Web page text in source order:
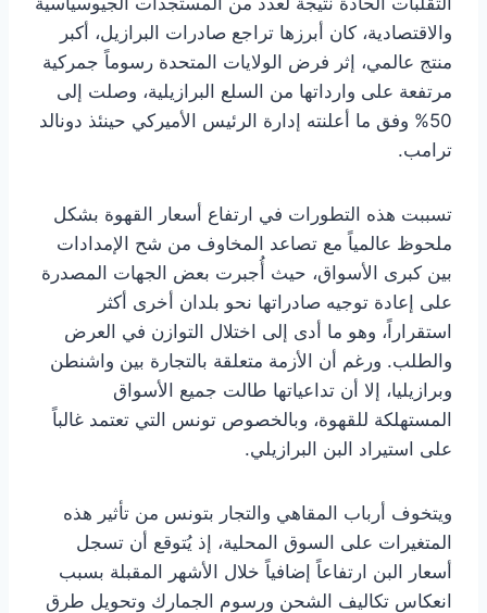
والاقتصادية، كان أبرزها تراجع صادرات البرازيل، أكبر
منتج عالمي، إثر فرض الولايات المتحدة رسوماً جمركية
مرتفعة على وارداتها من السلع البرازيلية، وصلت إلى
50% وفق ما أعلنته إدارة الرئيس الأميركي حينئذ دونالد
ترامب.
تسببت هذه التطورات في ارتفاع أسعار القهوة بشكل
ملحوظ عالمياً مع تصاعد المخاوف من شح الإمدادات
بين كبرى الأسواق، حيث أُجبرت بعض الجهات المصدرة
على إعادة توجيه صادراتها نحو بلدان أخرى أكثر
استقراراً، وهو ما أدى إلى اختلال التوازن في العرض
والطلب. ورغم أن الأزمة متعلقة بالتجارة بين واشنطن
وبرازيليا، إلا أن تداعياتها طالت جميع الأسواق
المستهلكة للقهوة، وبالخصوص تونس التي تعتمد غالباً
على استيراد البن البرازيلي.
ويتخوف أرباب المقاهي والتجار بتونس من تأثير هذه
المتغيرات على السوق المحلية، إذ يُتوقع أن تسجل
أسعار البن ارتفاعاً إضافياً خلال الأشهر المقبلة بسبب
انعكاس تكاليف الشحن ورسوم الجمارك وتحويل طرق